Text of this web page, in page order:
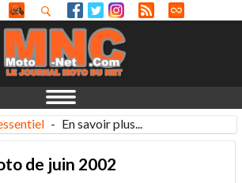
- En savoir plus...
de juin 2002